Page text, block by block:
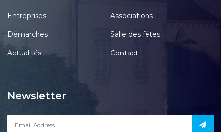
Entreprises Associations
Démarches Salle des fêtes
Actualités Contact
Newsletter